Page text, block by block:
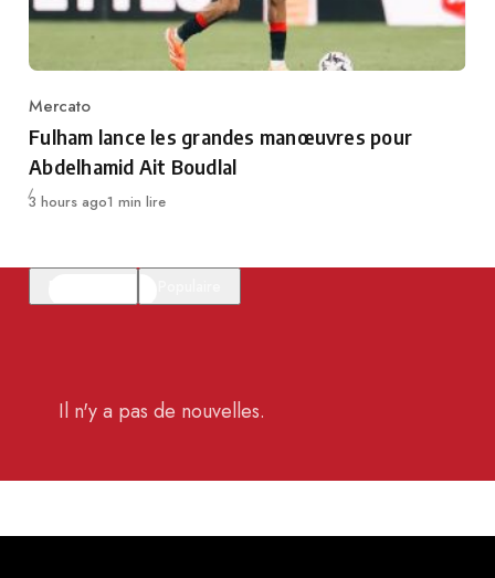
Category
Mercato
Fulham lance les grandes manœuvres pour
Abdelhamid Ait Boudlal
Publié
3 hours ago1 min lire
Il n'y a pas de nouvelles.